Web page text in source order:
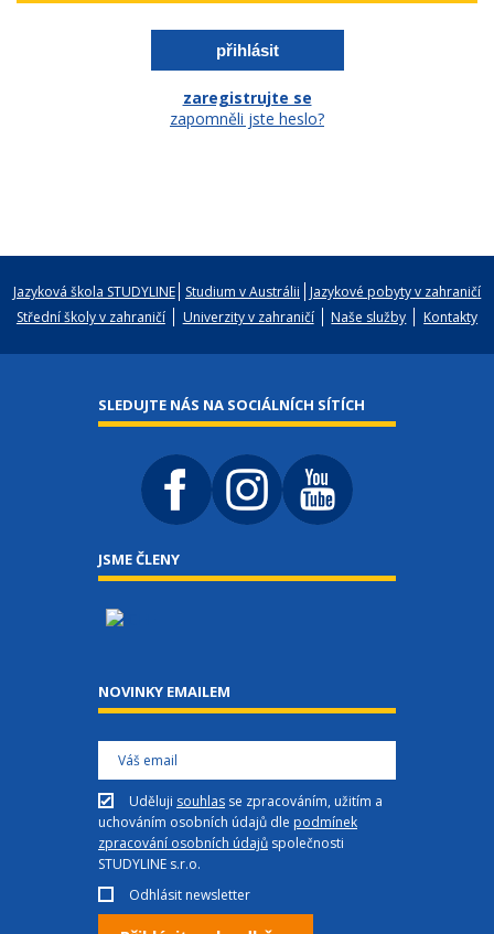
zaregistrujte se
zapomněli jste heslo?
Jazyková škola STUDYLINE Studium v Austrálii
Jazykové pobyty v zahraničí
Střední školy v zahraničí
Univerzity v zahraničí Naše služby Kontakty
SLEDUJTE NÁS NA SOCIÁLNÍCH SÍTÍCH
JSME ČLENY
NOVINKY EMAILEM
Uděluji souhlas se zpracováním, užitím a
uchováním osobních údajů dle podmínek
zpracování osobních údajů společnosti
STUDYLINE s.r.o.
Odhlásit newsletter